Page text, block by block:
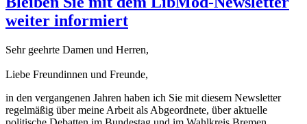
weiter informiert
Sehr geehrte Damen und Herren,
Liebe Freundinnen und Freunde,
in den vergangenen Jahren haben ich Sie mit diesem Newsletter
regelmäßig über meine Arbeit als Abgeordnete, über aktuelle